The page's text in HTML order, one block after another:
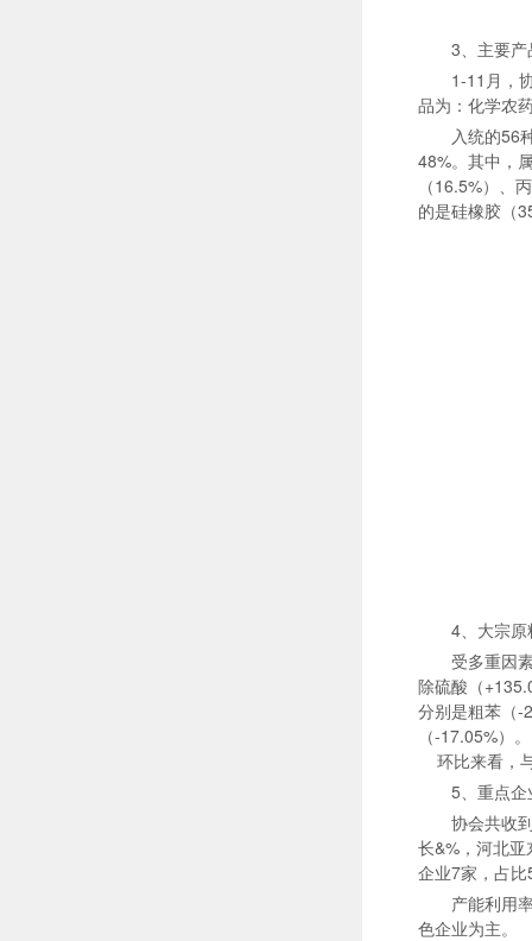
3、主要产
1-11月，
品为：化学农
入统的56
48%。其中，
（16.5%）、
的是硅橡胶（
4、大宗
受多重因
除硫酸（
分别是粗苯（-
（-17.05%）。
环比来看，
5、重点企
协会共收
长&%，河北
企业7家，占比
产能利用
色企业为主。